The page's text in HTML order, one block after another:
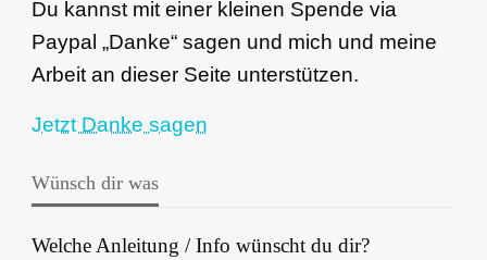
Du kannst mit einer kleinen Spende via
Paypal „Danke“ sagen und mich und meine
Arbeit an dieser Seite unterstützen.
Jetzt Danke sagen
Wünsch dir was
Welche Anleitung / Info wünscht du dir?